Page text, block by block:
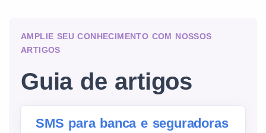
AMPLIE SEU CONHECIMENTO COM NOSSOS
ARTIGOS
Guia de artigos
SMS para banca e seguradoras